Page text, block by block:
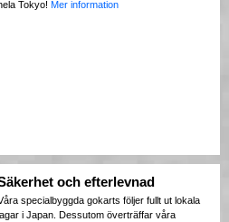
Tokyo! Mer information
och efterlevnad
specialbyggda gokarts följer fullt ut lokala
lagar i Japan. Dessutom överträffar våra